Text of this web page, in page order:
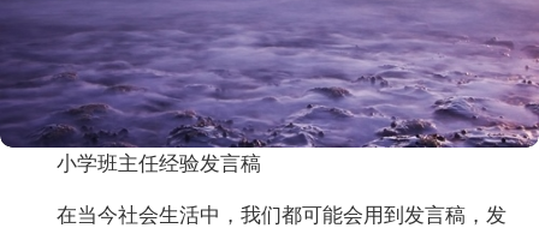
小学班主任经验发言稿
在当今社会生活中，我们都可能会用到发言稿，发